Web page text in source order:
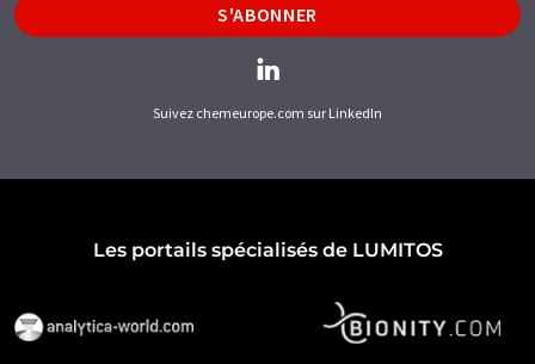
S'ABONNER
Suivez chemeurope.com sur LinkedIn
Les portails spécialisés de LUMITOS